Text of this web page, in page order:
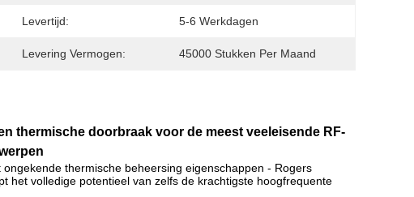
Levertijd: 5-6 Werkdagen
Levering Vermogen: 45000 Stukken Per Maand
thermische doorbraak voor de meest veeleisende RF-
thermische beheersing eigenschappen - Rogers
het volledige potentieel van zelfs de krachtigste hoogfrequente